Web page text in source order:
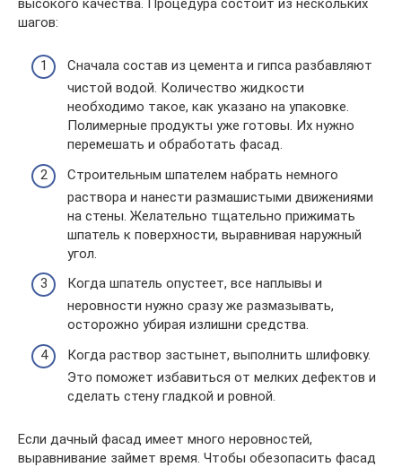
шагов:
Сначала состав из цемента и гипса разбавляют
чистой водой. Количество жидкости
необходимо такое, как указано на упаковке.
Полимерные продукты уже готовы. Их нужно
перемешать и обработать фасад.
Строительным шпателем набрать немного
раствора и нанести размашистыми движениями
на стены. Желательно тщательно прижимать
шпатель к поверхности, выравнивая наружный
угол.
Когда шпатель опустеет, все наплывы и
неровности нужно сразу же размазывать,
осторожно убирая излишни средства.
Когда раствор застынет, выполнить шлифовку.
Это поможет избавиться от мелких дефектов и
сделать стену гладкой и ровной.
Если дачный фасад имеет много неровностей,
выравнивание займет время. Чтобы обезопасить фасад